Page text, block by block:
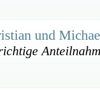
und